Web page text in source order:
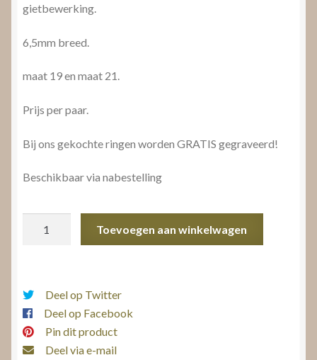
gietbewerking.
6,5mm breed.
maat 19 en maat 21.
Prijs per paar.
Bij ons gekochte ringen worden GRATIS gegraveerd!
Beschikbaar via nabestelling
Toevoegen aan winkelwagen
Deel op Twitter
Deel op Facebook
Pin dit product
Deel via e-mail